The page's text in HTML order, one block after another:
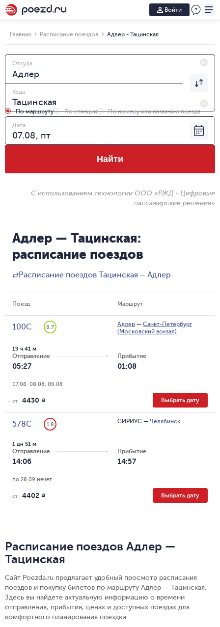
Войти
Главная Расписание поездов Адлер - Тацинская
Откуда
Куда
По маршруту По станции
По номеру или названию поезда
Дата
Найти
С использованием технологии ООО «РЖД - Цифровые
пассажирские решения»
Адлер — Тацинская:
расписание поездов
⇄Расписание поездов Тацинская – Адлер
Поезд Маршрут
100С 8.7 Адлер — Санкт-Петербург
(Московский вокзал)
Отправление
05:27
19 ч 41 м
Прибытие
01:08
07.08, 08.08, 09.08
от 4430 R Выбрать дату
578С 1.8 СИРИУС — Челябинск
Отправление
14:06
1 дн 51 м
Прибытие
14:57
по 28.09 нечет
от 4402 R Выбрать дату
Расписание поездов Адлер —
Тацинская
Сайт Poezda.ru предлагает удобный просмотр расписания
поездов и покупку билетов по маршруту Адлер — Тацинская.
Здесь вы найдете актуальную информацию о времени
отправления, прибытия, ценах и доступных поездах для
комфортного планирования поездки.